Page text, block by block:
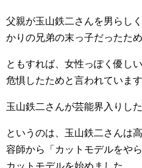
父親が玉山鉄二さんを男らし
かりの兄弟の末っ子だったため
ともすれば、女性っぽく優し
危惧したためと言われています
玉山鉄二さんが芸能界入りし
というのは、玉山鉄二さんは
容師から「カットモデルをや
カットモデルを始めました。